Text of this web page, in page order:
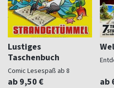
Lustiges
Taschenbuch
Comic Lesespaß ab 8
ab 9,50 € ab